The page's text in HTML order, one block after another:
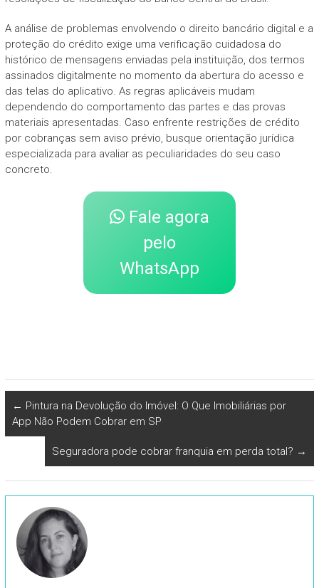
A análise de problemas envolvendo o direito bancário digital e a
proteção do crédito exige uma verificação cuidadosa do
histórico de mensagens enviadas pela instituição, dos termos
assinados digitalmente no momento da abertura do acesso e
das telas do aplicativo. As regras aplicáveis mudam
dependendo do comportamento das partes e das provas
materiais apresentadas. Caso enfrente restrições de crédito
por cobranças sem aviso prévio, busque orientação jurídica
especializada para avaliar as peculiaridades do seu caso
concreto.
Fale agora
pelo
WhatsApp
← Pintura na Devolução do Imóvel: O Que Imobiliárias por
App Não Podem Cobrar em SP
Seguradora pode cobrar franquia em perda total? →